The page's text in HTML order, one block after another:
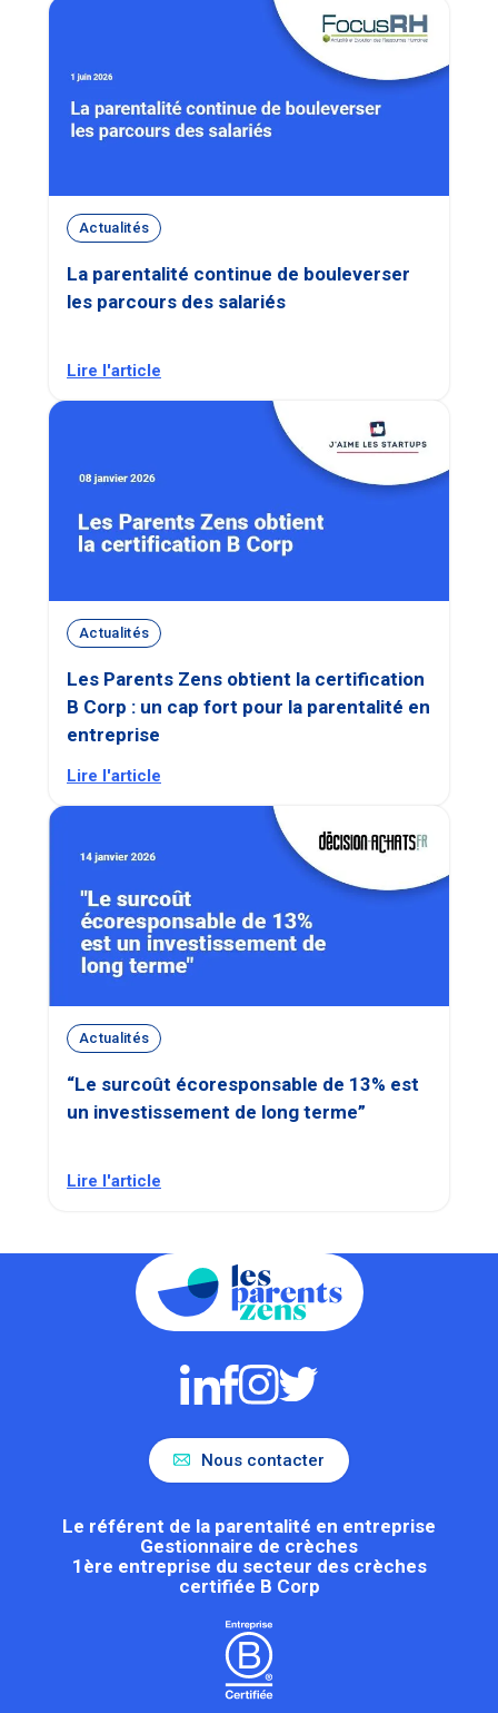
Actualités
La parentalité continue de bouleverser
les parcours des salariés
Lire l'article
Actualités
Les Parents Zens obtient la certification
B Corp : un cap fort pour la parentalité en
entreprise
Lire l'article
Actualités
“Le surcoût écoresponsable de 13% est
un investissement de long terme”
Lire l'article
Nous contacter
Le référent de la parentalité en entreprise
Gestionnaire de crèches
1ère entreprise du secteur des crèches
certifiée B Corp